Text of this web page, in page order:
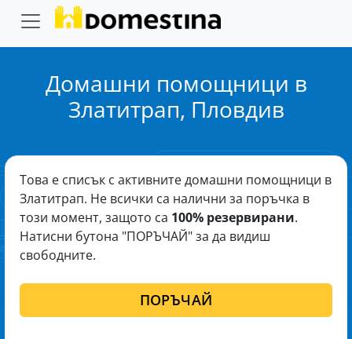
Домашни помощници в
Златитрап, Пловдив
Това е списък с активните домашни помощници в
Златитрап. Не всички са налични за поръчка в
този момент, защото са 100% резервирани.
Натисни бутона "ПОРЪЧАЙ" за да видиш
свободните.
ПОРЪЧАЙ